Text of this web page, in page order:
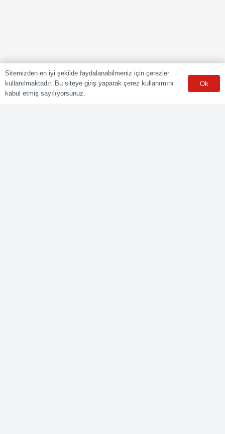
Sitemizden en iyi şekilde faydalanabilmeniz için çerezler
kullanılmaktadır. Bu siteye giriş yaparak çerez kullanımını
kabul etmiş sayılıyorsunuz.
Ok